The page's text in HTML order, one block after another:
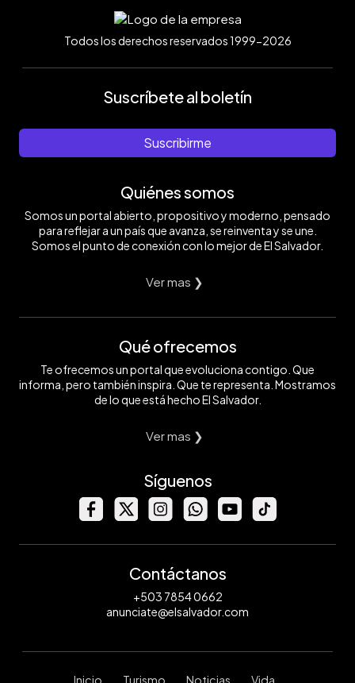
Todos los derechos reservados 1999-2026
Suscríbete al boletín
Suscribirme
Quiénes somos
Somos un portal abierto, propositivo y moderno, pensado
para reflejar a un país que avanza, se reinventa y se une.
Somos el punto de conexión con lo mejor de El Salvador.
Ver mas ❯
Qué ofrecemos
Te ofrecemos un portal que evoluciona contigo. Que
informa, pero también inspira. Que te representa. Mostramos
de lo que está hecho El Salvador.
Ver mas ❯
Síguenos
Contáctanos
+503 7854 0662
anunciate@elsalvador.com
Inicio Turismo Noticias Vida